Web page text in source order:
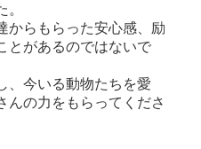
からもらった安心感、励
とがあるのではないで
、今いる動物たちを愛
んの力をもらってくださ